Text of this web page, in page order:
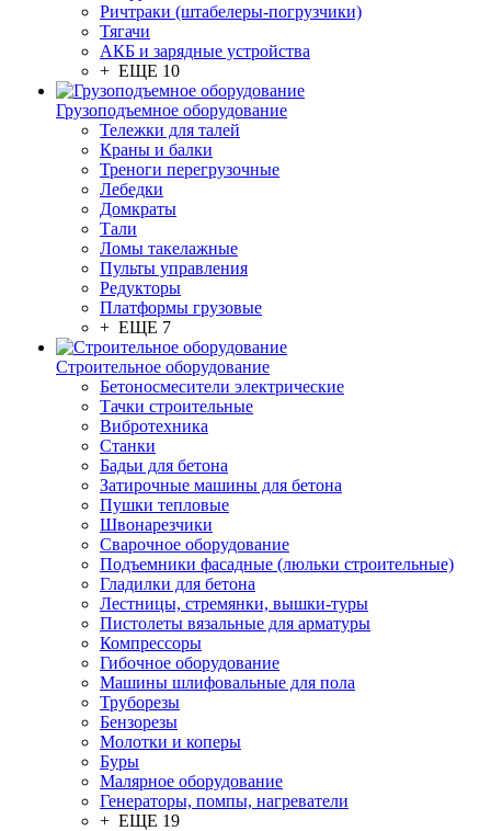
Ричтраки (штабелеры-погрузчики)
Тягачи
АКБ и зарядные устройства
+ ЕЩЕ 10
Грузоподъемное оборудование
Тележки для талей
Краны и балки
Треноги перегрузочные
Лебедки
Домкраты
Тали
Ломы такелажные
Пульты управления
Редукторы
Платформы грузовые
+ ЕЩЕ 7
Строительное оборудование
Бетоносмесители электрические
Тачки строительные
Вибротехника
Станки
Бадьи для бетона
Затирочные машины для бетона
Пушки тепловые
Швонарезчики
Сварочное оборудование
Подъемники фасадные (люльки строительные)
Гладилки для бетона
Лестницы, стремянки, вышки-туры
Пистолеты вязальные для арматуры
Компрессоры
Гибочное оборудование
Машины шлифовальные для пола
Труборезы
Бензорезы
Молотки и коперы
Буры
Малярное оборудование
Генераторы, помпы, нагреватели
+ ЕЩЕ 19